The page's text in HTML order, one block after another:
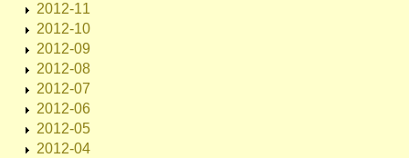
2012-11
2012-10
2012-09
2012-08
2012-07
2012-06
2012-05
2012-04